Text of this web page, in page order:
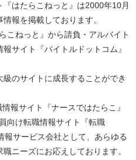
はたらこねっと』は2000年10月
報を掲載しております。
こねっと』から請負・アルバイト
サイト『バイトルドットコム』
のサイトに成長することができ
報サイト『ナースではたらこ』
向け転職情報サイト『転職
サービス会社として、あらゆる
ニーズにお応えしております。